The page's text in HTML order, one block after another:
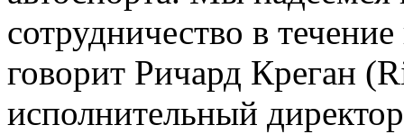
сотрудничество в
говорит Ричард Креган
исполнительный